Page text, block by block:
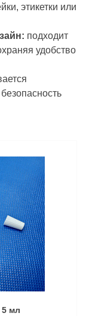
этикетки или
подходит
удобство
5 мл